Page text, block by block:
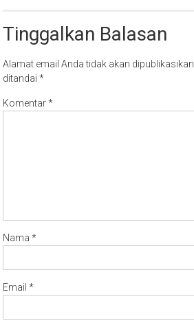
Tinggalkan Balasan
Alamat email Anda tidak akan dipublikasikan.
ditandai*
Komentar*
Nama*
Email*